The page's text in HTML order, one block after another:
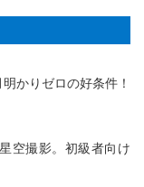
かりゼロの好条件！
空撮影。初級者向け